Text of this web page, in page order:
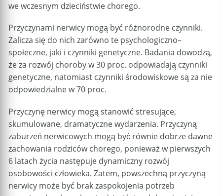
we wczesnym dzieciństwie chorego.
Przyczynami nerwicy mogą być różnorodne czynniki.
Zalicza się do nich zarówno te psychologiczno–
społeczne, jaki i czynniki genetyczne. Badania dowodzą,
że za rozwój choroby w 30 proc. odpowiadają czynniki
genetyczne, natomiast czynniki środowiskowe są za nie
odpowiedzialne w 70 proc.
Przyczynę nerwicy mogą stanowić stresujące,
skumulowane, dramatyczne wydarzenia. Przyczyną
zaburzeń nerwicowych mogą być równie dobrze dawne
zachowania rodziców chorego, ponieważ w pierwszych
6 latach życia następuje dynamiczny rozwój
osobowości człowieka. Zatem, powszechną przyczyną
nerwicy może być brak zaspokojenia potrzeb